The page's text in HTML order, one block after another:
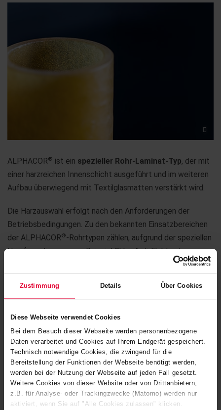
Zustimmung Details Über Cookies
Diese Webseite verwendet Cookies
Bei dem Besuch dieser Webseite werden personenbezogene
Daten verarbeitet und Cookies auf Ihrem Endgerät gespeichert.
Technisch notwendige Cookies, die zwingend für die
Bereitstellung der Funktionen der Webseite benötigt werden,
werden bei der Nutzung der Webseite auf jeden Fall gesetzt.
Weitere Cookies von dieser Website oder von Drittanbietern,
z.B. für Analyse- oder Trackingzwecke (Matomo) werden nur
aktiviert, wenn Sie auf "Alle Cookies zulassen" klicken.
ALPHACOR® ist ein spezieller Rohr-Laminat-Typ, der mit
einer harzreichen Innenschicht ausgeführt und im weiteren
Aufbau überwiegend mit Textilglasmatten verstärkt wird.
Die Harzauswahl erfolgt nach den Anforderungen der
Betriebsbedingungen. Zu den bekannten Einsatzbereichen
der ALPHACOR®-Rohrtypen zählen, aufgrund der speziellen
Harzformulierung, zum Beispiel Chloralkali-Elektroylse-
KERAPOLIN – TYP D DIN 16965